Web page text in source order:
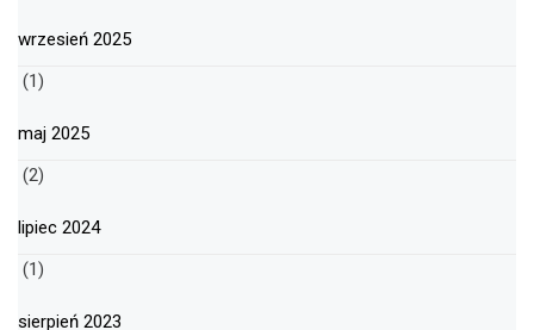
wrzesień 2025
(1)
maj 2025
(2)
lipiec 2024
(1)
sierpień 2023